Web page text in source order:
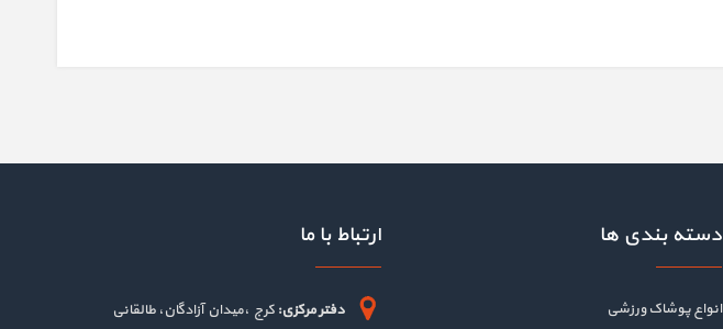
دسته بندی ها
انواع پوشاک ورزشی
ارتباط با ما
دفتر مرکزی: کرج ،میدان آزادگان، طالقانی